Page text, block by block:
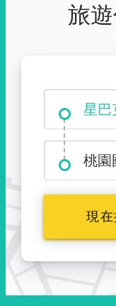
旅
大霸
桃園
現